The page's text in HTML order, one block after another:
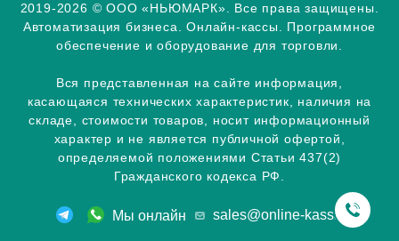
2019-2026 © ООО «НЬЮМАРК». Все права защищены.
Автоматизация бизнеса. Онлайн-кассы. Программное
обеспечение и оборудование для торговли.
Вся представленная на сайте информация,
касающаяся технических характеристик, наличия на
складе, стоимости товаров, носит информационный
характер и не является публичной офертой,
определяемой положениями Статьи 437(2)
Гражданского кодекса РФ.
Мы онлайн sales@online-kassa.info